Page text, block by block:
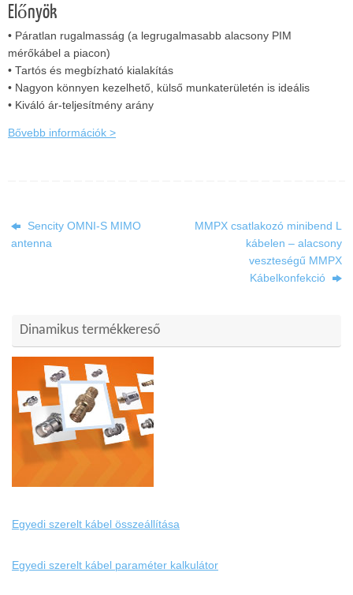
Előnyök
• Páratlan rugalmasság (a legrugalmasabb alacsony PIM
mérőkábel a piacon)
• Tartós és megbízható kialakítás
• Nagyon könnyen kezelhető, külső munkaterületén is ideális
• Kiváló ár-teljesítmény arány
Bővebb információk >
Sencity OMNI-S MIMO
antenna
MMPX csatlakozó minibend L
kábelen – alacsony
veszteségű MMPX
Kábelkonfekció
Dinamikus termékkereső
Egyedi szerelt kábel összeállítása
Egyedi szerelt kábel paraméter kalkulátor